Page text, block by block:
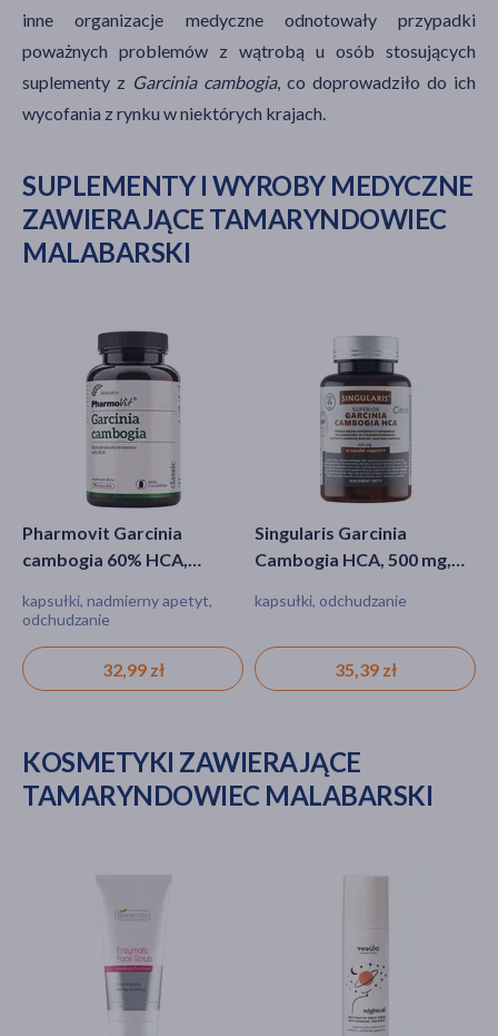
inne organizacje medyczne odnotowały przypadki
poważnych problemów z wątrobą u osób stosujących
suplementy z Garcinia cambogia, co doprowadziło do ich
wycofania z rynku w niektórych krajach.
SUPLEMENTY I WYROBY MEDYCZNE
ZAWIERAJĄCE TAMARYNDOWIEC
MALABARSKI
Pharmovit Garcinia
cambogia 60% HCA,
kapsułki, nadmierny apetyt,
odchudzanie
32,99 zł
Singularis Garcinia
Cambogia HCA, 500 mg,
kapsułki, odchudzanie
35,39 zł
KOSMETYKI ZAWIERAJĄCE
TAMARYNDOWIEC MALABARSKI